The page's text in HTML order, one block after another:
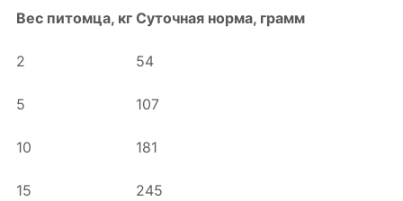
Вес питомца, кг Суточная норма, грамм
2 54
5 107
10 181
15 245